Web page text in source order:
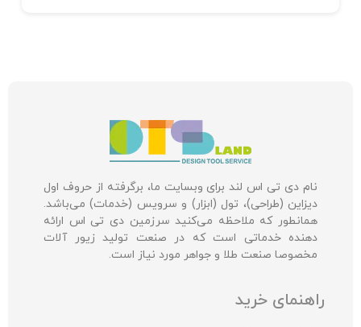
نام دی تی اس لند برای وبسایت ما، برگرفته از حروف اول
دیزاین (طراحی)، تول (ابزار) و سرویس (خدمات) می‌باشد.
همانطور که ملاحظه می‌کنید سرزمین دی تی اس ارائه
دهنده خدماتی است که در صنعت تولید زیور آلات
مخصوصا صنعت طلا و جواهر مورد نیاز است.
راهنمای خرید